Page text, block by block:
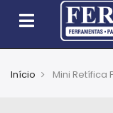
Início Mini Retífica